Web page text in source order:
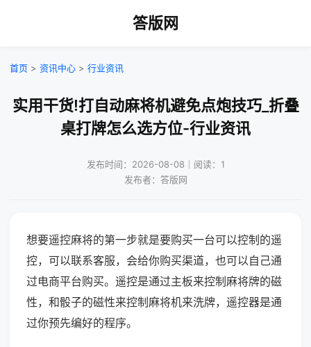
答版网
首页 > 资讯中心 > 行业资讯
实用干货!打自动麻将机避免点炮技巧_折叠
桌打牌怎么选方位-行业资讯
发布时间：2026-08-08｜阅读：1
发布者：答版网
想要遥控麻将的第一步就是要购买一台可以控制的遥
控，可以联系客服，会给你购买渠道，也可以自己通
过电商平台购买。遥控是通过主板来控制麻将牌的磁
性，和骰子的磁性来控制麻将机来洗牌，遥控器是通
过你预先编好的程序。